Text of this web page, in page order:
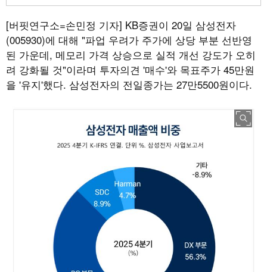
[버핏연구소=손민정 기자] KB증권이 20일 삼성전자
(005930)에 대해 "파업 우려가 주가에 상당 부분 선반영
된 가운데, 메모리 가격 상승으로 실적 개선 강도가 오히
려 강화될 것"이라며 투자의견 '매수'와 목표주가 45만원
을 '유지'했다. 삼성전자의 전일종가는 27만5500원이다.